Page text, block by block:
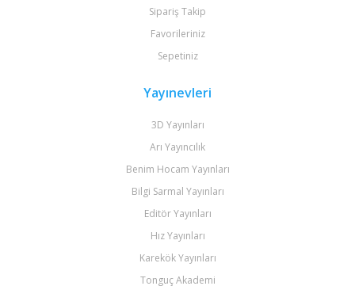
Sipariş Takip
Favorileriniz
Sepetiniz
Yayınevleri
3D Yayınları
Arı Yayıncılık
Benim Hocam Yayınları
Bilgi Sarmal Yayınları
Editör Yayınları
Hız Yayınları
Karekök Yayınları
Tonguç Akademi